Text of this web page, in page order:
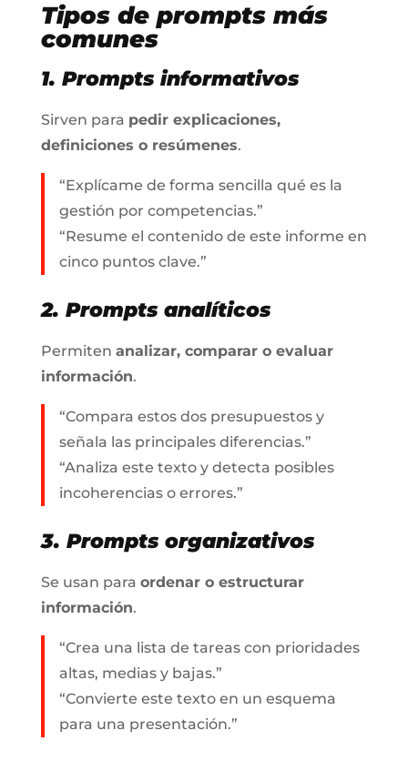
Tipos de promptsmás
comunes
1. Prompts informativos
Sirven para pedir explicaciones,
definiciones o resúmenes.
“Explícame de forma sencilla qué es la
gestión por competencias.”
“Resume el contenido de este informe en
cinco puntos clave.”
2. Prompts analíticos
Permiten analizar, comparar o evaluar
información.
“Compara estos dos presupuestos y
señala las principales diferencias.”
“Analiza este texto y detecta posibles
incoherencias o errores.”
3. Prompts organizativos
Se usan para ordenar o estructurar
información.
“Crea una lista de tareas con prioridades
altas, medias y bajas.”
“Convierte este texto en un esquema
para una presentación.”